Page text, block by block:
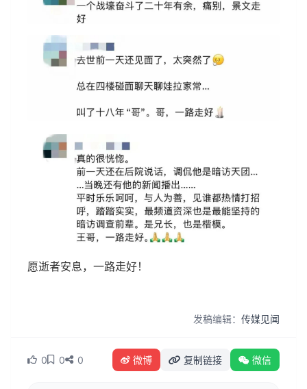
愿逝者安息，一路走好！
发稿编辑： 传媒见闻
0 0 0 微博 复制链接 微信